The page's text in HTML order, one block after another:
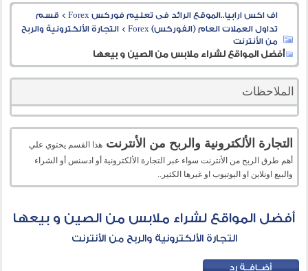
اف اكس ارابيا..الموقع الرائد فى تعليم فوركس Forex > قسم
تداول العملات العام (الفوركس) Forex
>التجارة الألكترونية والربح
من الأنترنت
أفضل المواقع لشراء ملابس من الصين و بيعها
الملاحظات
التجارة الألكترونية والربح من الأنترنت هذا القسم يحتوي علي
أهم طرق الربح من الأنترنت سواء عبر التجارة الألكترونية أو ادسنس أو الشراء
والبيع اونلاين او اليوتيوب او غيرها الكثير..
أفضل المواقع لشراء ملابس من الصين و بيعها
التجارة الألكترونية والربح من الأنترنت